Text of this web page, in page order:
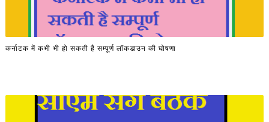
कर्नाटक में कभी भी हो सकती है सम्पूर्ण लॉकडाउन की घोषणा